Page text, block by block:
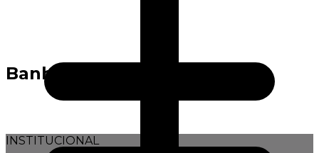
Banho
INSTITUCIONAL